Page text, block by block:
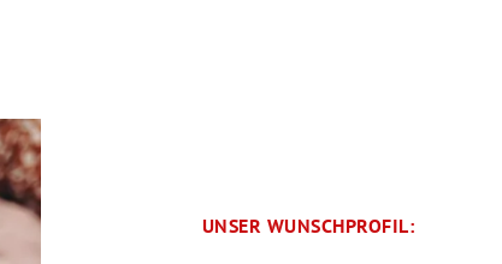
UNSER WUNSCHPROFIL: